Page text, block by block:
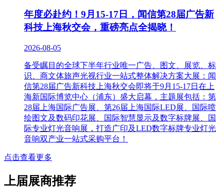
年度必赴约！9月15-17日，闻信第28届广告新
科技上海秋交会，重磅亮点全揭晓！
2026-08-05
备受瞩目的全球下半年行业唯一广告、图文、展览、标
识、商文体旅声光视行业一站式整体解决方案大展：闻
信第28届广告新科技上海秋交会即将于9月15-17日在上
海新国际博览中心（浦东）盛大启幕，主题展包括：第
28届上海国际广告展、第26届上海国际LED展、国际喷
绘图文及数码印花展、国际智慧显示及数字标牌展、国
际专业灯光音响展，打造广印及LED数字标牌专业灯光
音响双产业一站式采购平台！
点击查看更多
上届展商推荐